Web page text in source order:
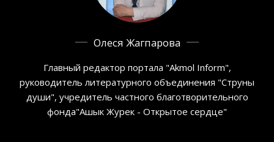
Олеся Жагпарова
Главный редактор портала "Akmol Inform",
руководитель литературного объединения "Струны
души", учредитель частного благотворительного
фонда"Ашык Журек - Открытое сердце"